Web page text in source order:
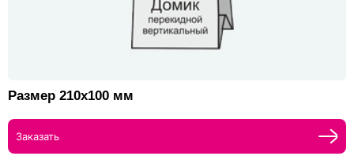
Размер 210х100 мм
Заказать